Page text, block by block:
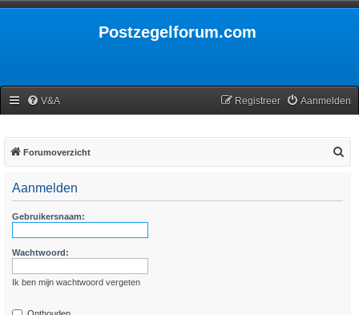
Postzegelforum.com
V&A Aanmelden
Registreer
Forumoverzicht
Aanmelden
Gebruikersnaam:
Wachtwoord:
Ik ben mijn wachtwoord vergeten